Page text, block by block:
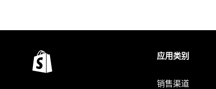
应用类别
销售渠道